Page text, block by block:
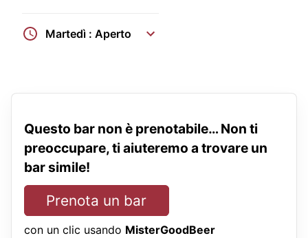
Martedì : Aperto
Questo bar non è prenotabile… Non ti
preoccupare, ti aiuteremo a trovare un
bar simile!
Prenota un bar
con un clic usando MisterGoodBeer